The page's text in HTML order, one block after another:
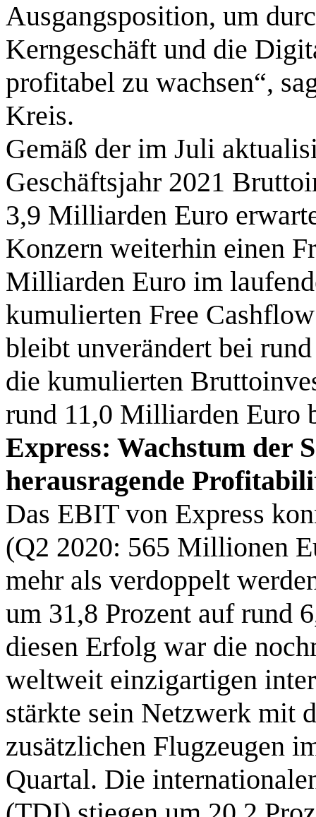
Ausgangsposition, um
Kerngeschäft und die
profitabel zu wachsen“,
Kreis.
Gemäß der im Juli
Geschäftsjahr 2021
3,9 Milliarden Euro
Konzern weiterhin einen
Milliarden Euro im
kumulierten Free
bleibt unverändert bei
die kumulierten
rund 11,0 Milliarden Euro
Express: Wachstum der
herausragende
Das EBIT von Express
(Q2 2020: 565 Millionen
mehr als verdoppelt
um 31,8 Prozent auf rund
diesen Erfolg war die
weltweit einzigartigen
stärkte sein Netzwerk mit
zusätzlichen Flugzeugen
Quartal. Die